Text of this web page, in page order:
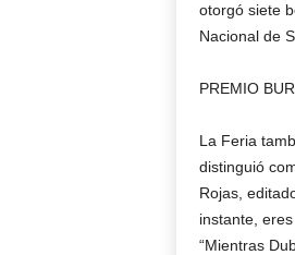
otorgó siete
Nacional de
PREMIO
La Feria
distinguió
Rojas,
instante,
“Mientras